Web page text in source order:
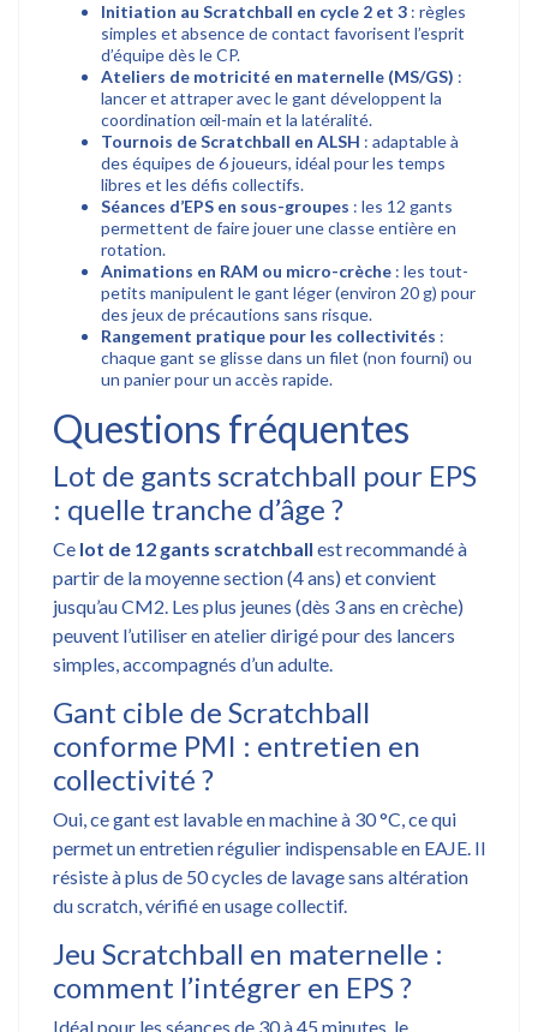
Initiation au Scratchball en cycle 2 et 3 : règles
simples et absence de contact favorisent l’esprit
d’équipe dès le CP.
Ateliers de motricité en maternelle (MS/GS) :
lancer et attraper avec le gant développent la
coordination œil-main et la latéralité.
Tournois de Scratchball en ALSH : adaptable à
des équipes de 6 joueurs, idéal pour les temps
libres et les défis collectifs.
Séances d’EPS en sous-groupes : les 12 gants
permettent de faire jouer une classe entière en
rotation.
Animations en RAM ou micro-crèche : les tout-
petits manipulent le gant léger (environ 20 g) pour
des jeux de précautions sans risque.
Rangement pratique pour les collectivités :
chaque gant se glisse dans un filet (non fourni) ou
un panier pour un accès rapide.
Questions fréquentes
Lot de gants scratchball pour EPS
: quelle tranche d’âge ?
Ce lot de 12 gants scratchball est recommandé à
partir de la moyenne section (4 ans) et convient
jusqu’au CM2. Les plus jeunes (dès 3 ans en crèche)
peuvent l’utiliser en atelier dirigé pour des lancers
simples, accompagnés d’un adulte.
Gant cible de Scratchball
conforme PMI : entretien en
collectivité ?
Oui, ce gant est lavable en machine à 30 °C, ce qui
permet un entretien régulier indispensable en EAJE. Il
résiste à plus de 50 cycles de lavage sans altération
du scratch, vérifié en usage collectif.
Jeu Scratchball en maternelle :
comment l’intégrer en EPS ?
Idéal pour les séances de 30 à 45 minutes, le